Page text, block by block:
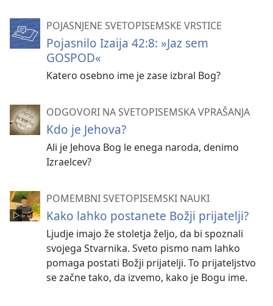
POJASNJENE SVETOPISEMSKE VRSTICE
Pojasnilo Izaija 42:8: »Jaz sem
GOSPOD«
Katero osebno ime je zase izbral Bog?
ODGOVORI NA SVETOPISEMSKA VPRAŠANJA
Kdo je Jehova?
Ali je Jehova Bog le enega naroda, denimo
Izraelcev?
POMEMBNI SVETOPISEMSKI NAUKI
Kako lahko postanete Božji prijatelji?
Ljudje imajo že stoletja željo, da bi spoznali
svojega Stvarnika. Sveto pismo nam lahko
pomaga postati Božji prijatelji. To prijateljstvo
se začne tako, da izvemo, kako je Bogu ime.